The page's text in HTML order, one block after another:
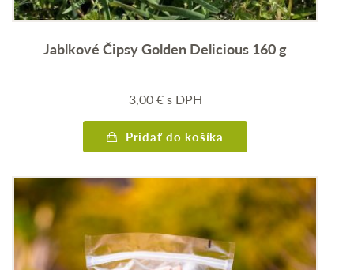
Jablkové Čipsy Golden Delicious 160 g
3,00€s DPH
Pridať do košíka